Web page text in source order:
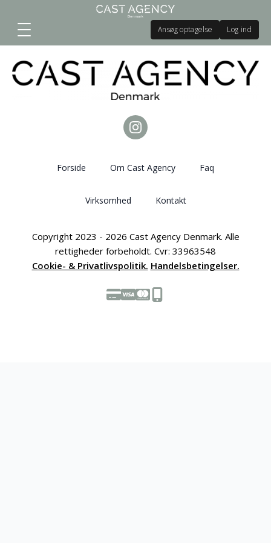
Ansøg optagelse Log ind
Forside Om Cast Agency Faq
Virksomhed Kontakt
Copyright 2023 - 2026 Cast Agency Denmark. Alle
rettigheder forbeholdt. Cvr: 33963548
Cookie- & Privatlivspolitik. Handelsbetingelser.